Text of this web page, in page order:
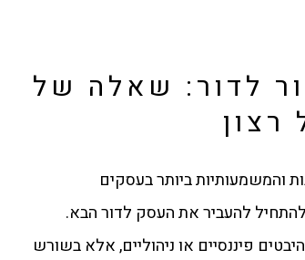
לדור: שאלה של
והמשמעותיות ביותר בעסקים
להעביר את העסק לדור הבא.
פיננסיים או ניהוליים, אלא בשורש